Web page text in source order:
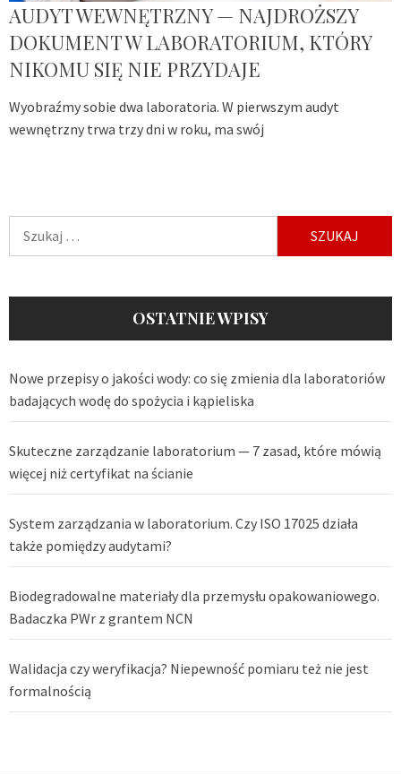
AUDYT WEWNĘTRZNY — NAJDROŻSZY
DOKUMENT W LABORATORIUM, KTÓRY
NIKOMU SIĘ NIE PRZYDAJE
Wyobraźmy sobie dwa laboratoria. W pierwszym audyt
wewnętrzny trwa trzy dni w roku, ma swój
OSTATNIE WPISY
Nowe przepisy o jakości wody: co się zmienia dla laboratoriów
badających wodę do spożycia i kąpieliska
Skuteczne zarządzanie laboratorium — 7 zasad, które mówią
więcej niż certyfikat na ścianie
System zarządzania w laboratorium. Czy ISO 17025 działa
także pomiędzy audytami?
Biodegradowalne materiały dla przemysłu opakowaniowego.
Badaczka PWr z grantem NCN
Walidacja czy weryfikacja? Niepewność pomiaru też nie jest
formalnością